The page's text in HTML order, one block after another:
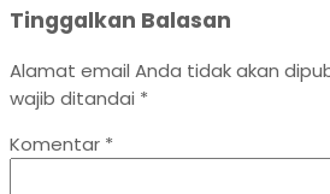
Tinggalkan Balasan
Alamat email Anda tidak akan
wajib ditandai *
Komentar *